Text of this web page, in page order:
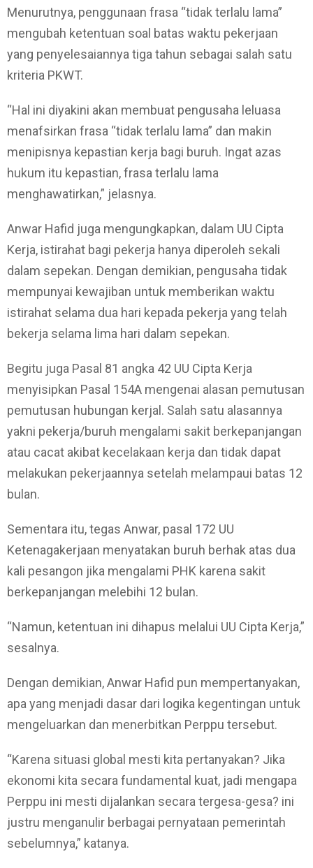
Menurutnya, penggunaan frasa “tidak terlalu lama”
mengubah ketentuan soal batas waktu pekerjaan
yang penyelesaiannya tiga tahun sebagai salah satu
kriteria PKWT.
“Hal ini diyakini akan membuat pengusaha leluasa
menafsirkan frasa “tidak terlalu lama” dan makin
menipisnya kepastian kerja bagi buruh. Ingat azas
hukum itu kepastian, frasa terlalu lama
menghawatirkan,” jelasnya.
Anwar Hafid juga mengungkapkan, dalam UU Cipta
Kerja, istirahat bagi pekerja hanya diperoleh sekali
dalam sepekan. Dengan demikian, pengusaha tidak
mempunyai kewajiban untuk memberikan waktu
istirahat selama dua hari kepada pekerja yang telah
bekerja selama lima hari dalam sepekan.
Begitu juga Pasal 81 angka 42 UU Cipta Kerja
menyisipkan Pasal 154A mengenai alasan pemutusan
pemutusan hubungan kerjal. Salah satu alasannya
yakni pekerja/buruh mengalami sakit berkepanjangan
atau cacat akibat kecelakaan kerja dan tidak dapat
melakukan pekerjaannya setelah melampaui batas 12
bulan.
Sementara itu, tegas Anwar, pasal 172 UU
Ketenagakerjaan menyatakan buruh berhak atas dua
kali pesangon jika mengalami PHK karena sakit
berkepanjangan melebihi 12 bulan.
“Namun, ketentuan ini dihapus melalui UU Cipta Kerja,”
sesalnya.
Dengan demikian, Anwar Hafid pun mempertanyakan,
apa yang menjadi dasar dari logika kegentingan untuk
mengeluarkan dan menerbitkan Perppu tersebut.
“Karena situasi global mesti kita pertanyakan? Jika
ekonomi kita secara fundamental kuat, jadi mengapa
Perppu ini mesti dijalankan secara tergesa-gesa? ini
justru menganulir berbagai pernyataan pemerintah
sebelumnya,” katanya.